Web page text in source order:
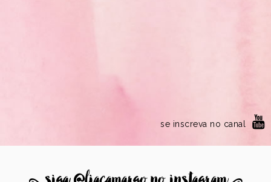
se inscreva no canal